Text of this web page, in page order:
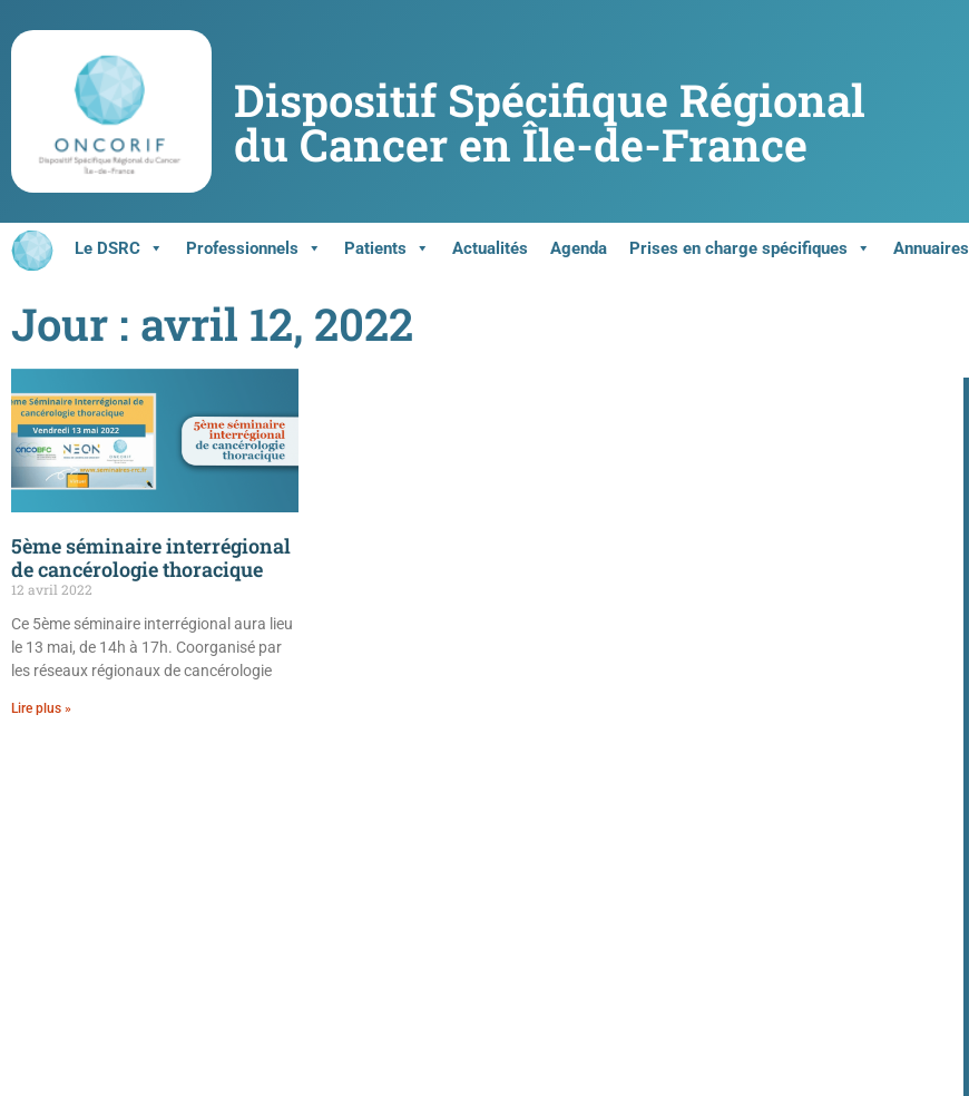
Dispositif Spécifique Régional
du Cancer en Île-de-France
Le DSRC Professionnels Patients Actualités Agenda Prises en charge spécifiques Annuaires
Jour : avril 12, 2022
5ème séminaire interrégional
de cancérologie thoracique
12 avril 2022
Ce 5ème séminaire interrégional aura lieu
le 13 mai, de 14h à 17h. Coorganisé par
les réseaux régionaux de cancérologie
Lire plus »